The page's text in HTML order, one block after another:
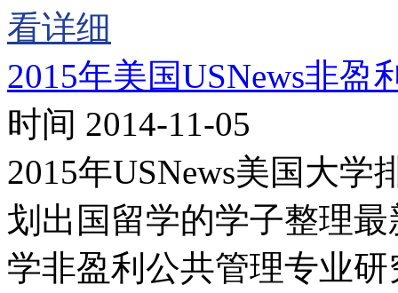
看详细
2015年美国USNews非
时间 2014-11-05
2015年USNews美国大
划出国留学的学子整理最
学非盈利公共管理专业